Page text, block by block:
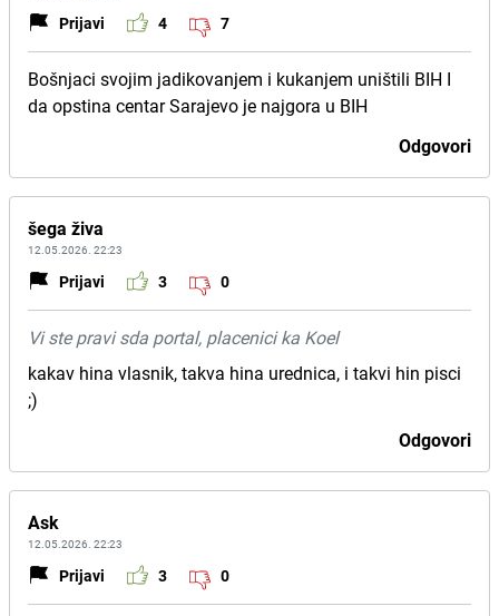
Prijavi 4 7
Bošnjaci svojim jadikovanjem i kukanjem uništili BIH I
da opstina centar Sarajevo je najgora u BIH
Odgovori
šega živa
12.05.2026. 22:23
Prijavi 3 0
Vi ste pravi sda portal, placenici ka Koel
kakav hina vlasnik, takva hina urednica, i takvi hin pisci
;)
Odgovori
Ask
12.05.2026. 22:23
Prijavi 3 0